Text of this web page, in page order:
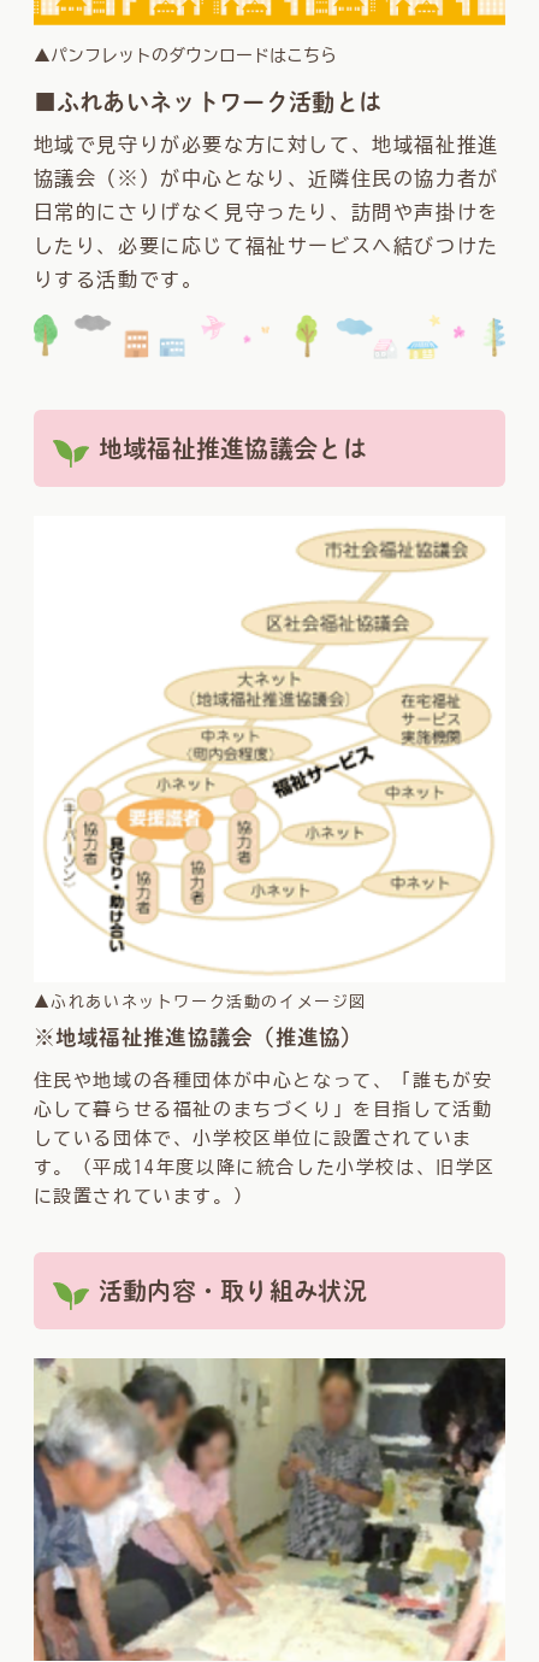
▲パンフレットのダウンロードはこちら
■ふれあいネットワーク活動とは
地域で見守りが必要な方に対して、地域福祉推進
協議会（※）が中心となり、近隣住民の協力者が
日常的にさりげなく見守ったり、訪問や声掛けを
したり、必要に応じて福祉サービスへ結びつけた
りする活動です。
地域福祉推進協議会とは
▲ふれあいネットワーク活動のイメージ図
※地域福祉推進協議会（推進協）
住民や地域の各種団体が中心となって、「誰もが安
心して暮らせる福祉のまちづくり」を目指して活動
している団体で、小学校区単位に設置されていま
す。（平成14年度以降に統合した小学校は、旧学区
に設置されています。）
活動内容・取り組み状況